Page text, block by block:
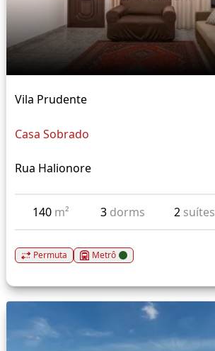
Vila Prudente
Casa Sobrado
Rua Halionore
140 m² 3 dorms 2 suítes
Permuta Metrô